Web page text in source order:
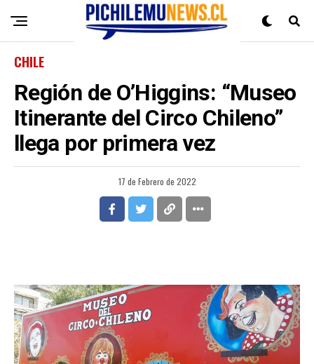
CHILE
Región de O’Higgins: “Museo
Itinerante del Circo Chileno”
llega por primera vez
17 de Febrero de 2022